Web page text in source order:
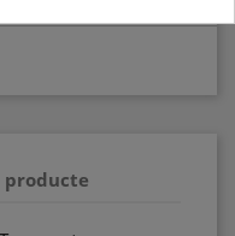
producte